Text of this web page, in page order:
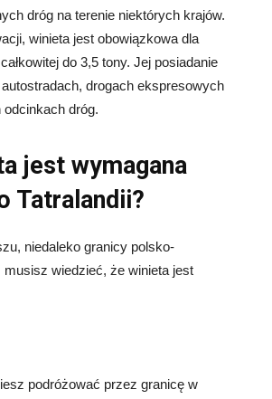
dróg na terenie niektórych krajów.
winieta jest obowiązkowa dla
do 3,5 tony. Jej posiadanie
drogach ekspresowych
dróg.
jest wymagana
Tatralandii?
niedaleko granicy polsko-
musisz wiedzieć, że winieta jest
podróżować przez granicę w